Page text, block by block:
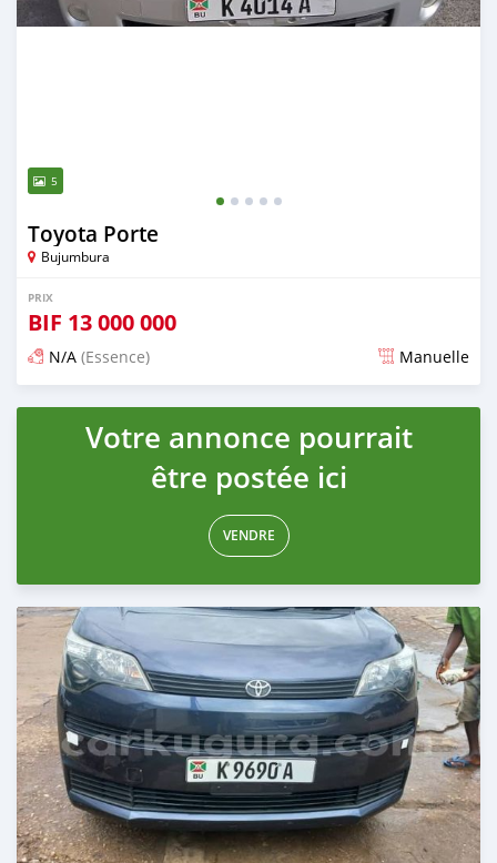
5
Toyota Porte
Bujumbura
PRIX
BIF 13 000 000
N/A (Essence) Manuelle
Publié il y a environ 4 ans
Votre annonce pourrait
être postée ici
VENDRE